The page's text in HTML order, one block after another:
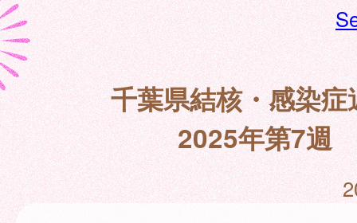
千葉県結核・感染症
2025年第7週